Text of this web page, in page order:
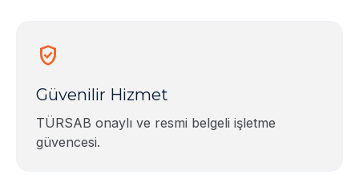
verified_user
Güvenilir Hizmet
TÜRSAB onaylı ve resmi belgeli işletme
güvencesi.